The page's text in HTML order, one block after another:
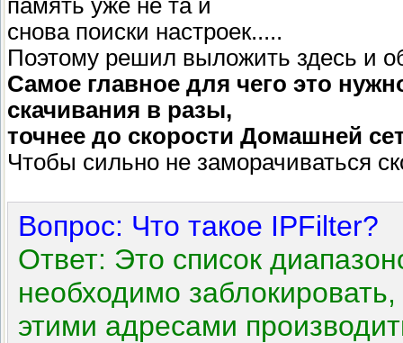
снова поиски настроек.....
Поэтому решил выложить здесь и
Самое главное для чего это
скачивания в разы,
точнее до скорости Домашней
Чтобы сильно не заморачиваться
Вопрос: Что такое IPFilter?
Ответ: Это список
необходимо
этими адресами